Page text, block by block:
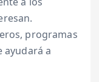
programas
ayudará a